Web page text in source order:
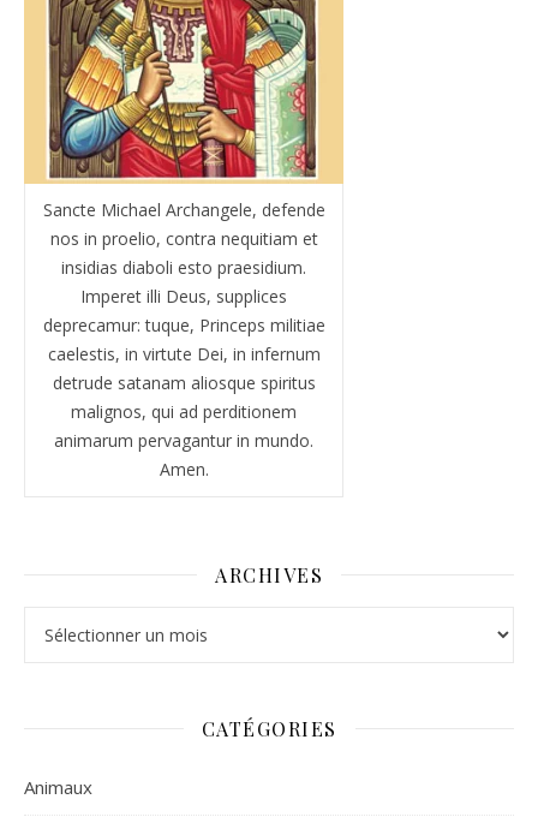
Sancte Michael Archangele, defende
nos in proelio, contra nequitiam et
insidias diaboli esto praesidium.
Imperet illi Deus, supplices
deprecamur: tuque, Princeps militiae
caelestis, in virtute Dei, in infernum
detrude satanam aliosque spiritus
malignos, qui ad perditionem
animarum pervagantur in mundo.
Amen.
ARCHIVES
CATÉGORIES
Animaux